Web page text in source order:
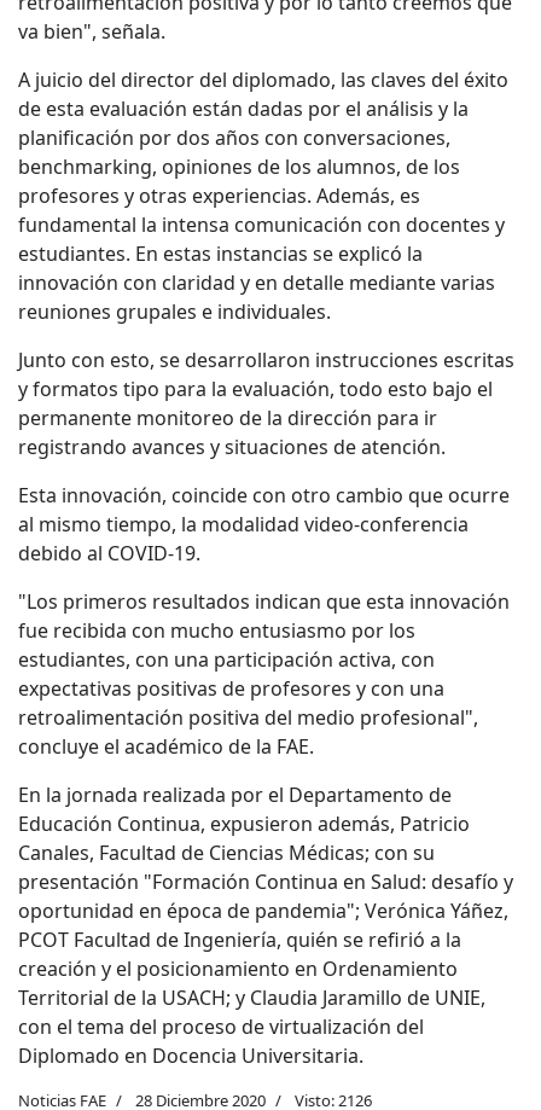
va bien", señala.
A juicio del director del diplomado, las claves del éxito
de esta evaluación están dadas por el análisis y la
planificación por dos años con conversaciones,
benchmarking, opiniones de los alumnos, de los
profesores y otras experiencias. Además, es
fundamental la intensa comunicación con docentes y
estudiantes. En estas instancias se explicó la
innovación con claridad y en detalle mediante varias
reuniones grupales e individuales.
Junto con esto, se desarrollaron instrucciones escritas
y formatos tipo para la evaluación, todo esto bajo el
permanente monitoreo de la dirección para ir
registrando avances y situaciones de atención.
Esta innovación, coincide con otro cambio que ocurre
al mismo tiempo, la modalidad video-conferencia
debido al COVID-19.
"Los primeros resultados indican que esta innovación
fue recibida con mucho entusiasmo por los
estudiantes, con una participación activa, con
expectativas positivas de profesores y con una
retroalimentación positiva del medio profesional",
concluye el académico de la FAE.
En la jornada realizada por el Departamento de
Educación Continua, expusieron además, Patricio
Canales, Facultad de Ciencias Médicas; con su
presentación "Formación Continua en Salud: desafío y
oportunidad en época de pandemia"; Verónica Yáñez,
PCOT Facultad de Ingeniería, quién se refirió a la
creación y el posicionamiento en Ordenamiento
Territorial de la USACH; y Claudia Jaramillo de UNIE,
con el tema del proceso de virtualización del
Diplomado en Docencia Universitaria.
Noticias FAE 28 Diciembre 2020 Visto: 2126